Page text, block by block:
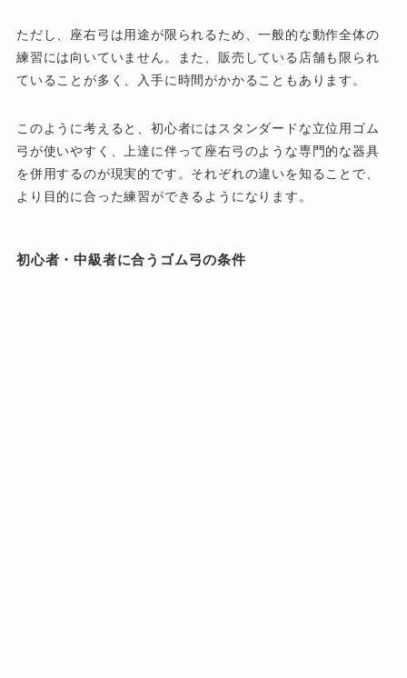
ただし、座右弓は用途が限られるため、一般的な動作全体の
練習には向いていません。また、販売している店舗も限られ
ていることが多く、入手に時間がかかることもあります。
このように考えると、初心者にはスタンダードな立位用ゴム
弓が使いやすく、上達に伴って座右弓のような専門的な器具
を併用するのが現実的です。それぞれの違いを知ることで、
より目的に合った練習ができるようになります。
初心者・中級者に合うゴム弓の条件